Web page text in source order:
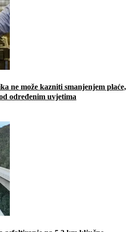
ne može kazniti smanjenjem plaće,
određenim uvjetima